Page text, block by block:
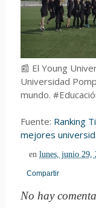
📰 El Young
Universidad
mundo.
Fuente: Ranking
mejores
enlunes, junio 29,
Compartir
No hay